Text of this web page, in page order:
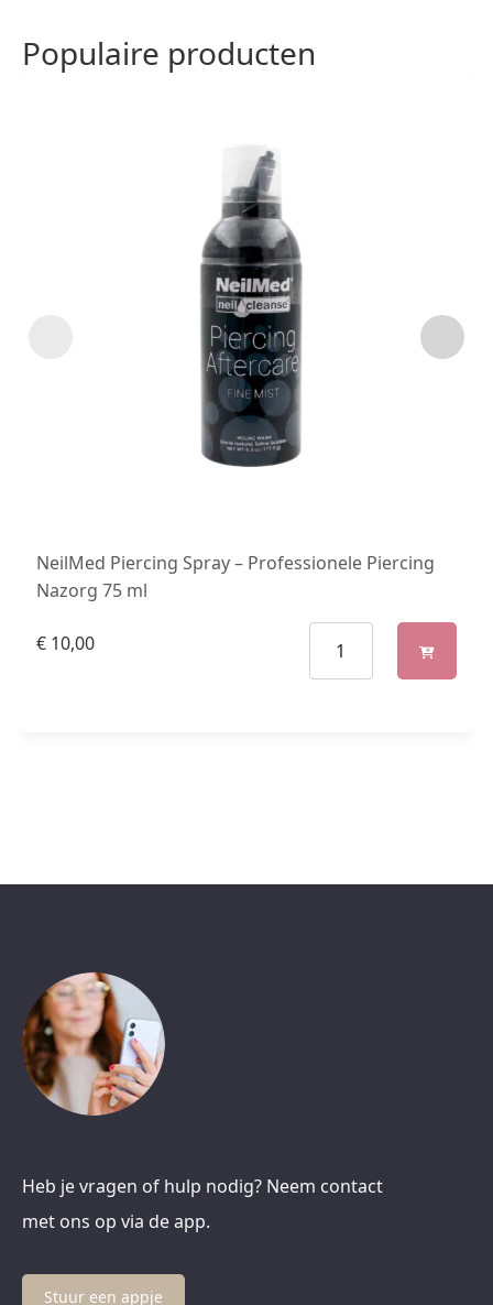
Populaire producten
NeilMed Piercing Spray – Professionele Piercing
Nazorg 75 ml
€ 10,00
Heb je vragen of hulp nodig? Neem contact
met ons op via de app.
Stuur een appje